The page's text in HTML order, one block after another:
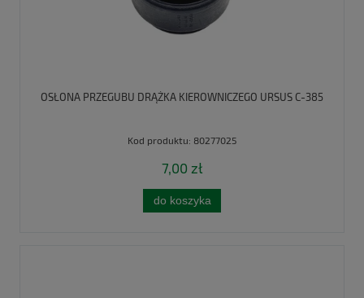
OSŁONA PRZEGUBU DRĄŻKA KIEROWNICZEGO URSUS C-385
Kod produktu: 80277025
7,00 zł
do koszyka